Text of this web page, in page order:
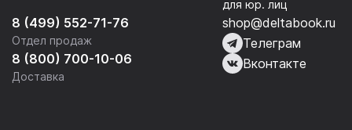
8 (499) 552-71-76
Отдел продаж
8 (800) 700-10-06
Доставка
для юр. лиц
shop@deltabook.ru
Телеграм
Вконтакте